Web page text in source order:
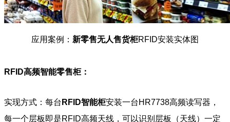
应用案例： 新零售无人售货柜RFID安装实体图
RFID高频智能零售柜：
实现方式：每台 RFID智能柜安装一台HR7738高频读写器，
每一个层板即是RFID高频天线，可以识别层板（天线）一定